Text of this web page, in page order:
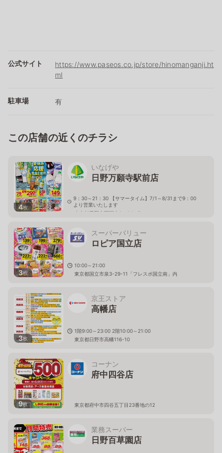
公式サイト
https://www.paseos.co.jp/store/hinomanganji.ht
ml
駐車場 有
この店舗の近くのチラシ
4枚
いなげや
日野万願寺駅前店
9：30～21：30 【サマータイム】7/1～8/31まで9：00
より営業いたします
東京都日野市万願寺2－24－7
3枚
スーパーバリュー
ロピア国立店
10:00～21:00
東京都国立市泉3-29-11「フレスポ国立南」内
3枚
京王ストア
高幡店
1階9:00～23:00 2階10:00～21:00
東京都日野市高幡116-10
9枚
コーナン
府中四谷店
東京都府中市四谷五丁目23番地の12
業務スーパー
日野百草園店